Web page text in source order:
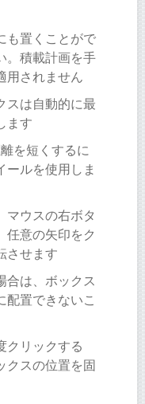
も置くことがで
。積載計画を手
用されません
スは自動的に最
ます
を短くするに
ールを使用しま
マウスの右ボタ
任意の矢印をク
させます
合は、ボックス
配置できないこ
クリックする
クスの位置を固